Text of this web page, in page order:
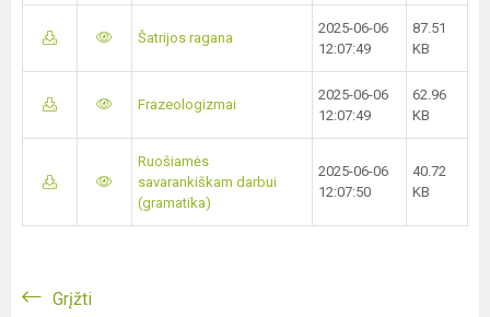
Šatrijos ragana
2025-06-06
12:07:49
87.51
KB
Frazeologizmai
2025-06-06
12:07:49
62.96
KB
Ruošiamės
savarankiškam darbui
(gramatika)
2025-06-06
12:07:50
40.72
KB
Grįžti